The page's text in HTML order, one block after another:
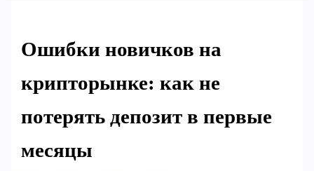
Ошибки новичков на
крипторынке: как не
потерять депозит в первые
месяцы